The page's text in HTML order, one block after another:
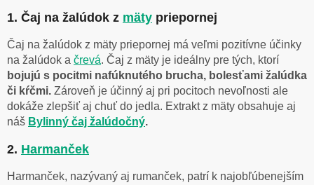
1. Čaj na žalúdok z mäty priepornej
Čaj na žalúdok z mäty priepornej má veľmi pozitívne účinky
na žalúdok a črevá. Čaj z mäty je ideálny pre tých, ktorí
bojujú s pocitmi nafúknutého brucha, bolesťami žalúdka
či kŕčmi. Zároveň je účinný aj pri pocitoch nevoľnosti ale
dokáže zlepšiť aj chuť do jedla. Extrakt z mäty obsahuje aj
náš Bylinný čaj žalúdočný.
2. Harmanček
Harmanček, nazývaný aj rumanček, patrí k najobľúbenejším